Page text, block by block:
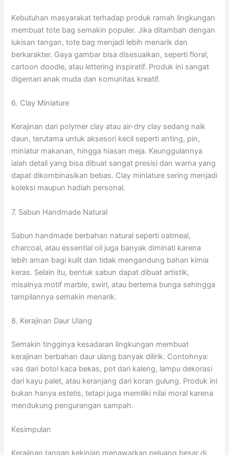
Kebutuhan masyarakat terhadap produk ramah lingkungan
membuat tote bag semakin populer. Jika ditambah dengan
lukisan tangan, tote bag menjadi lebih menarik dan
berkarakter. Gaya gambar bisa disesuaikan, seperti floral,
cartoon doodle, atau lettering inspiratif. Produk ini sangat
digemari anak muda dan komunitas kreatif.
6. Clay Miniature
Kerajinan dari polymer clay atau air-dry clay sedang naik
daun, terutama untuk aksesori kecil seperti anting, pin,
miniatur makanan, hingga hiasan meja. Keunggulannya
ialah detail yang bisa dibuat sangat presisi dan warna yang
dapat dikombinasikan bebas. Clay miniature sering menjadi
koleksi maupun hadiah personal.
7. Sabun Handmade Natural
Sabun handmade berbahan natural seperti oatmeal,
charcoal, atau essential oil juga banyak diminati karena
lebih aman bagi kulit dan tidak mengandung bahan kimia
keras. Selain itu, bentuk sabun dapat dibuat artistik,
misalnya motif marble, swirl, atau bertema bunga sehingga
tampilannya semakin menarik.
8. Kerajinan Daur Ulang
Semakin tingginya kesadaran lingkungan membuat
kerajinan berbahan daur ulang banyak dilirik. Contohnya:
vas dari botol kaca bekas, pot dari kaleng, lampu dekorasi
dari kayu palet, atau keranjang dari koran gulung. Produk ini
bukan hanya estetis, tetapi juga memiliki nilai moral karena
mendukung pengurangan sampah.
Kesimpulan
Kerajinan tangan kekinian menawarkan peluang besar di